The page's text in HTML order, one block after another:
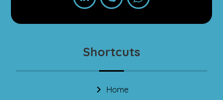
Shortcuts
Home